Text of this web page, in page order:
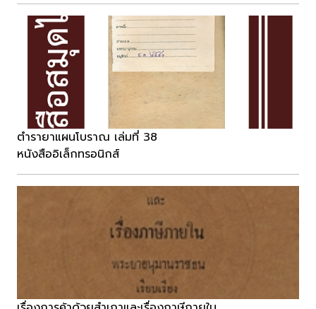
ตำรายาแผนโบราณ เล่มที่ 38
หนังสืออิเล็กทรอนิกส์